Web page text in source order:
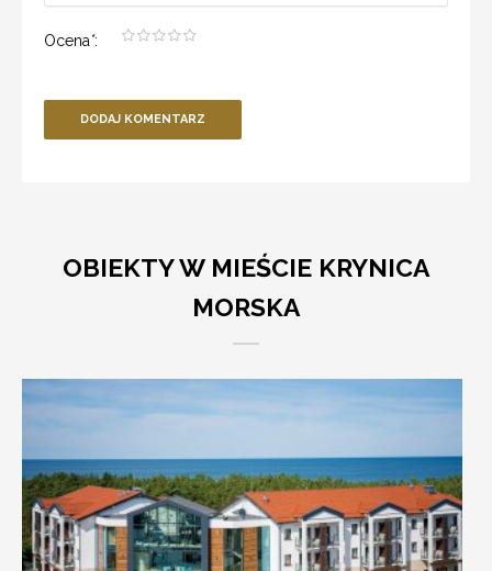
Ocena*:
DODAJ KOMENTARZ
OBIEKTY W MIEŚCIE KRYNICA
MORSKA